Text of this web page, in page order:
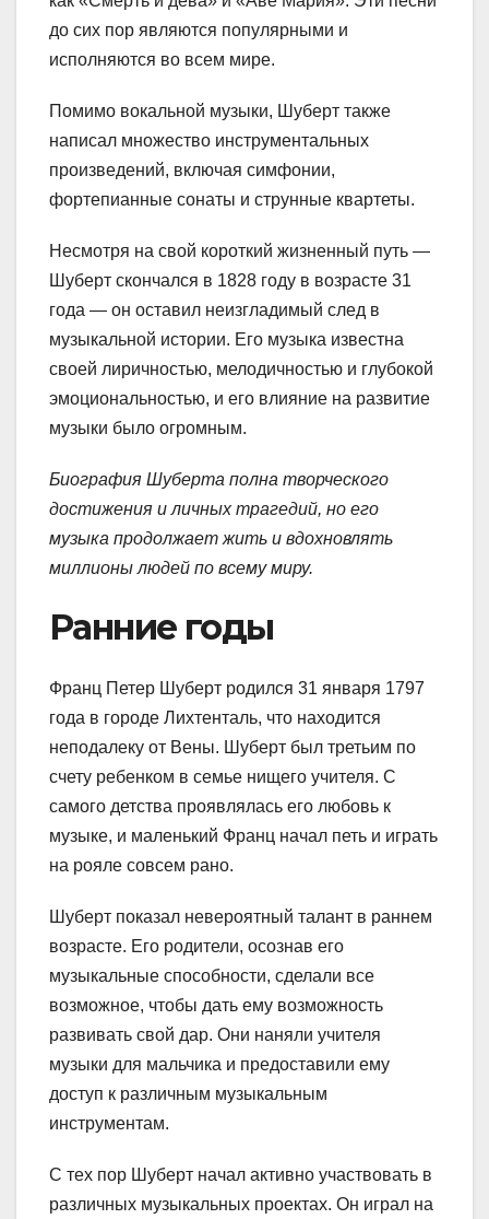
до сих пор являются популярными и
исполняются во всем мире.
Помимо вокальной музыки, Шуберт также
написал множество инструментальных
произведений, включая симфонии,
фортепианные сонаты и струнные квартеты.
Несмотря на свой короткий жизненный путь —
Шуберт скончался в 1828 году в возрасте 31
года — он оставил неизгладимый след в
музыкальной истории. Его музыка известна
своей лиричностью, мелодичностью и глубокой
эмоциональностью, и его влияние на развитие
музыки было огромным.
Биография Шуберта полна творческого
достижения и личных трагедий, но его
музыка продолжает жить и вдохновлять
миллионы людей по всему миру.
Ранние годы
Франц Петер Шуберт родился 31 января 1797
года в городе Лихтенталь, что находится
неподалеку от Вены. Шуберт был третьим по
счету ребенком в семье нищего учителя. С
самого детства проявлялась его любовь к
музыке, и маленький Франц начал петь и играть
на рояле совсем рано.
Шуберт показал невероятный талант в раннем
возрасте. Его родители, осознав его
музыкальные способности, сделали все
возможное, чтобы дать ему возможность
развивать свой дар. Они наняли учителя
музыки для мальчика и предоставили ему
доступ к различным музыкальным
инструментам.
С тех пор Шуберт начал активно участвовать в
различных музыкальных проектах. Он играл на